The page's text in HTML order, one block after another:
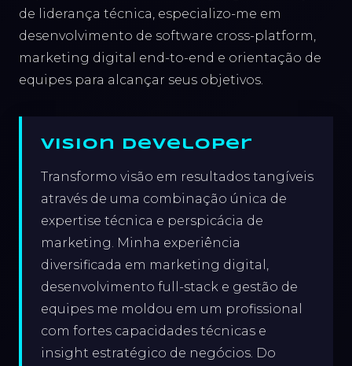
de liderança técnica, especializo-me em
desenvolvimento de software cross-platform,
marketing digital end-to-end e orientação de
equipes para alcançar seus objetivos.
Vision Developer
Transformo visão em resultados tangíveis
através de uma combinação única de
expertise técnica e perspicácia de
marketing. Minha experiência
diversificada em marketing digital,
desenvolvimento full-stack e gestão de
equipes me moldou em um profissional
com fortes capacidades técnicas e
insight estratégico de negócios. Do